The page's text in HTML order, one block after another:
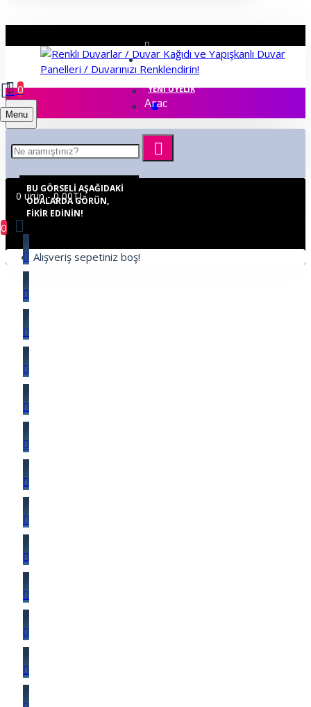
ÜYE GIRIŞI
YENI ÜYELIK
Menu
0
0 ürün - 0,00TL
0
Alışveriş sepetiniz boş!
Arac
BU GÖRSELI AŞAĞIDAKI
ODALARDA GÖRÜN,
FIKIR EDININ!